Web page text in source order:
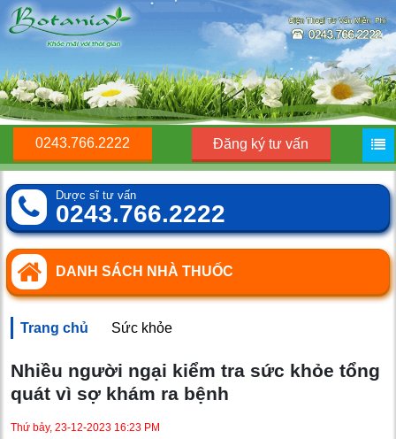
0243.766.2222 Đăng ký tư vấn
Dược sĩ tư vấn
0243.766.2222
DANH SÁCH NHÀ THUỐC
Trang chủ Sức khỏe
Nhiều người ngại kiểm tra sức khỏe tổng
quát vì sợ khám ra bệnh
Thứ bảy, 23-12-2023 16:23 PM